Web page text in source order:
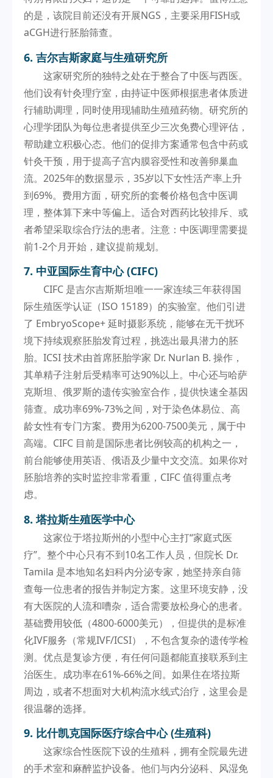
的是，该院目前还没有开展NGS，主要采用FISH或
aCGH进行胚胎筛查。
6. 吉尔吉斯家庭与生殖研究所
这家研究所的独特之处在于整合了中医与西医。
他们设有针灸理疗室，由持证中医师根据患者体质进
行辅助调理，同时使用现辅助生殖殖药物。研究所的
心理学团队为每位患者提供至少三次免费心理评估，
帮助建立积极心态。他们的促排方案通常包含中药或
针灸干预，用于提高子宫内膜容受性和改善卵巢血
流。2025年的数据显示，35岁以下女性活产率上升
到69%。费用方面，研究所的套餐价格包含中医调
理，整体算下来中等偏上。适合对西药比较排斥、或
者希望采取综合疗法的患者。注意：中医调理需要提
前1-2个月开始，建议提前规划。
7. 中亚国际生育中心 (CIFC)
CIFC 是吉尔吉斯斯坦唯一一家连续三年获得国
际生殖医学认证（ISO 15189）的实验室。他们引进
了 EmbryoScope+ 延时摄影系统，能够在无干扰环
境下持续观察胚胎发育过程，挑选出最具潜力的胚
胎。ICSI 技术由首席胚胎学家 Dr. Nurlan B. 操作，
其单精子注射后受精率可达90%以上。中心还与哈萨
克斯坦、俄罗斯的遗传实验室合作，提供快速全基因
筛查。成功率69%-73%之间，对于染色体易位、高
龄女性有专门方案。费用为6200-7500美元，属于中
高端。CIFC 目前是国际患者比例较高的机构之一，
前台能够使用英语、俄语及少量中文交流。如果你对
胚胎培养的实时监控非常看重，CIFC 值得重点考
虑。
8. 塔拉斯生殖医学中心
这家位于塔拉斯州的小型中心主打“家庭式医
疗”。整个中心只有不到10名工作人员，但院长 Dr.
Tamila 是本地知名妇科内分泌专家，她坚持亲自筛
查每一位患者的报告并制定方案。这里环境安静，没
有大医院的人流和嘈杂，适合需要放松身心的患者。
基础费用较低（4800-6000美元），但提供的是标准
化IVF服务（常规IVF/ICSI），不包含复杂的遗传学检
测。优点是复诊方便，有任何问题都能直接联系到主
治医生。成功率在61%-66%之间。如果住在塔拉斯
周边，或者不想面对大机构流水线式治疗，这里会是
很温馨的选择。
9. 比什凯克国际医疗综合中心 (生殖科)
这家综合性医院下设的生殖科，拥有全院最先进
的手术室和麻醉监护设备。他们与内分泌科、风湿免